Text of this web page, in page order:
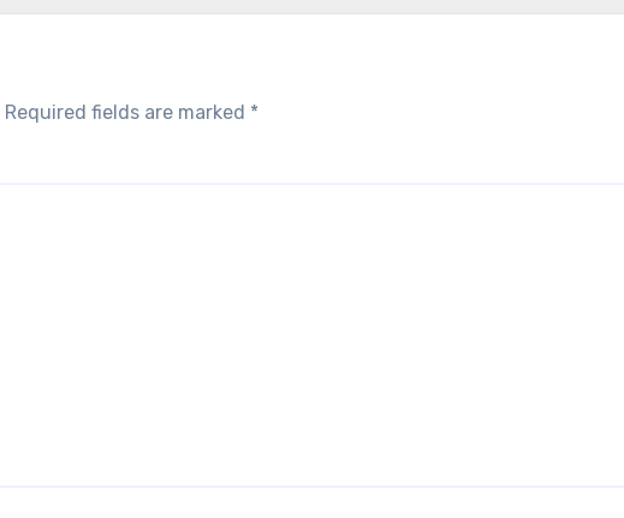
Required fields are marked *